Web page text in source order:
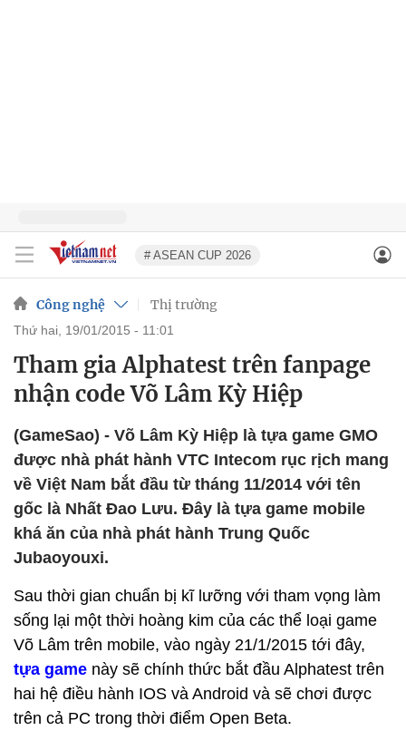
# ASEAN CUP 2026
Công nghệ Thị trường
thứ hai, 19/01/2015 - 11:01
Tham gia Alphatest trên fanpage
nhận code Võ Lâm Kỳ Hiệp
(GameSao) - Võ Lâm Kỳ Hiệp là tựa game GMO
được nhà phát hành VTC Intecom rục rịch mang
về Việt Nam bắt đầu từ tháng 11/2014 với tên
gốc là Nhất Đao Lưu. Đây là tựa game mobile
khá ăn của nhà phát hành Trung Quốc
Jubaoyouxi.
Sau thời gian chuẩn bị kĩ lưỡng với tham vọng làm
sống lại một thời hoàng kim của các thể loại game
Võ Lâm trên mobile, vào ngày 21/1/2015 tới đây,
tựa game này sẽ chính thức bắt đầu Alphatest trên
hai hệ điều hành IOS và Android và sẽ chơi được
trên cả PC trong thời điểm Open Beta.